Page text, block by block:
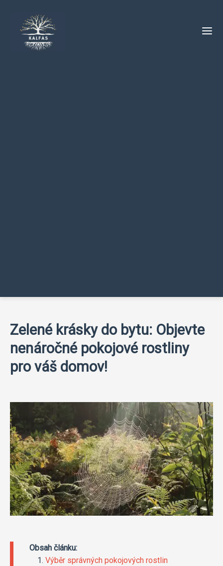
Zelené krásky do bytu: Objevte
nenáročné pokojové rostliny
pro váš domov!
Obsah článku:
Výběr správných pokojových rostlin